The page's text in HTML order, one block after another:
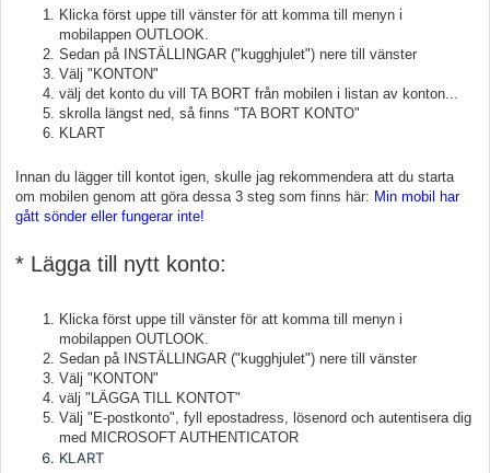
Klicka först uppe till vänster för att komma till menyn i
mobilappen OUTLOOK.
Sedan på INSTÄLLINGAR ("kugghjulet") nere till vänster
Välj "KONTON"
välj det konto du vill TA BORT från mobilen i listan av konton...
skrolla längst ned, så finns "TA BORT KONTO"
KLART
Innan du lägger till kontot igen, skulle jag rekommendera att du starta
om mobilen genom att göra dessa 3 steg som finns här: Min mobil har
gått sönder eller fungerar inte!
* Lägga till nytt konto:
Klicka först uppe till vänster för att komma till menyn i
mobilappen OUTLOOK.
Sedan på INSTÄLLINGAR ("kugghjulet") nere till vänster
Välj "KONTON"
välj "LÄGGA TILL KONTOT"
Välj "E-postkonto", fyll epostadress, lösenord och autentisera dig
med MICROSOFT AUTHENTICATOR
KLART